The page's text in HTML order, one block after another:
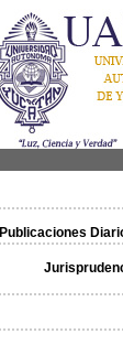
Publicaciones